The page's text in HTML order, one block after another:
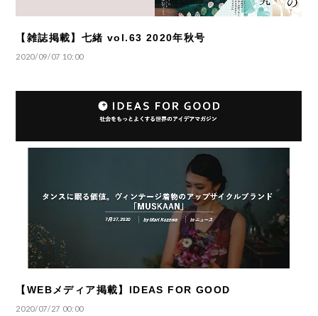
【雑誌掲載】七緒 vol.63 2020年秋号
2020/09/07 10:00
【WEBメディア掲載】IDEAS FOR GOOD
2020/07/27 00:00